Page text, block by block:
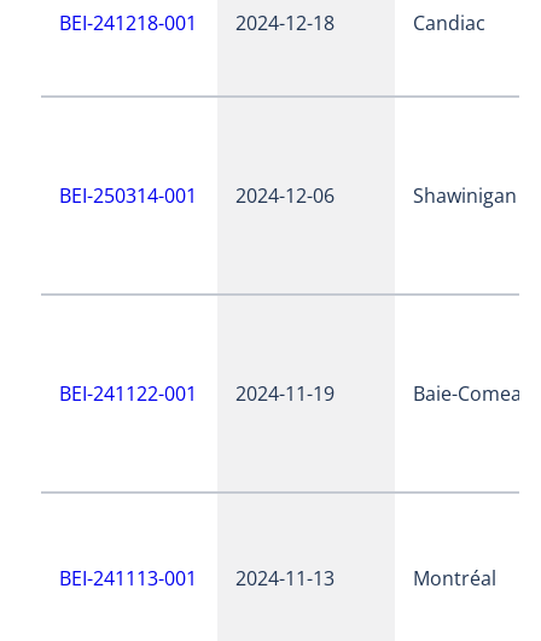
BEI-241218-001 2024-12-18 Candiac
BEI-250314-001 2024-12-06 Shawinigan
BEI-241122-001 2024-11-19 Baie-Comeau
BEI-241113-001 2024-11-13 Montréal